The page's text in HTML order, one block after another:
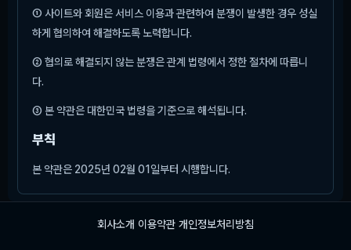
① 사이트와 회원은 서비스 이용과 관련하여 분쟁이 발생한 경우 성실
하게 협의하여 해결하도록 노력합니다.
② 협의로 해결되지 않는 분쟁은 관계 법령에서 정한 절차에 따릅니
다.
③ 본 약관은 대한민국 법령을 기준으로 해석됩니다.
부칙
본 약관은 2025년 02월 01일부터 시행합니다.
회사소개 이용약관 개인정보처리방침